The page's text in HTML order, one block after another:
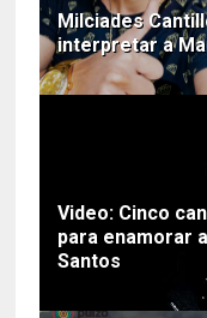
Milciades
interpretar a
Video: Cinco
para enamorar
Santos